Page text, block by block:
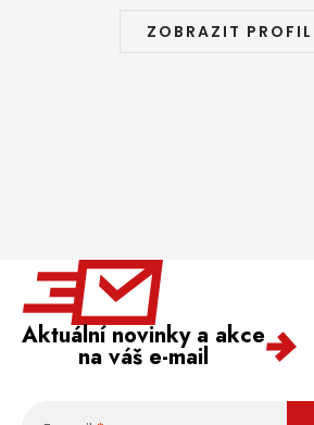
ZOBRAZIT PROFIL
Aktuální novinky a akce
na váš e-mail